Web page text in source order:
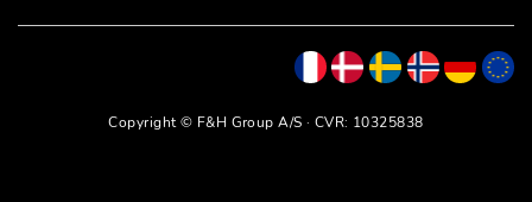
Copyright © F&H Group A/S · CVR: 10325838